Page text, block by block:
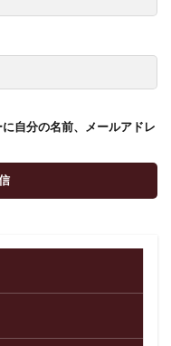
自分の名前、メールアドレ